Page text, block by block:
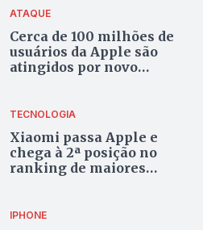
ATAQUE
Cerca de 100 milhões de
usuários da Apple são
atingidos por novo
foram atingidas
TECNOLOGIA
Xiaomi passa Apple e
chega à 2ª posição no
ranking de maiores
IPHONE